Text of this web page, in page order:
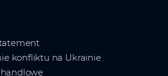
konfliktu na Ukrainie
handlowe